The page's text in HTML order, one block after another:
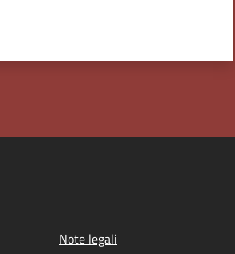
Note legali